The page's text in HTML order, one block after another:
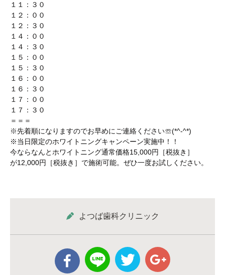
１１：３０
１２：００
１２：３０
１４：００
１４：３０
１５：００
１５：３０
１６：００
１６：３０
１７：００
１７：３０
＝＝＝
※先着順になりますのでお早めにご連絡ください☏(*^-^*)
※当日限定のホワイトニングキャンペーン実施中！！
今ならなんとホワイトニング通常価格15,000円［税抜き］
が12,000円［税抜き］で施術可能。ぜひ一度お試しください。
よつば歯科クリニック